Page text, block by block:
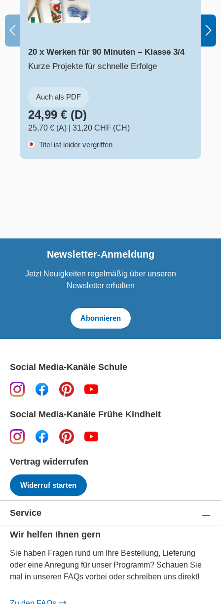
20 x Werken für 90 Minuten – Klasse 3/4
Kurze Projekte für schnelle Erfolge
Auch als PDF
24,99 € (D)
25,70 € (A)
31,20 CHF (CH)
Titel ist leider vergriffen
Newsletter-Anmeldung
Jetzt Neuigkeiten regelmäßig über unseren
Newsletter erhalten
Abonnieren
Social Media-Kanäle Schule
Social Media-Kanäle Frühe Kindheit
Vertrag widerrufen
Widerruf starten
Service
Wir helfen Ihnen gern
Sie haben Fragen rund um Ihre Bestellung, Lieferung
oder eine Anregung für unser Programm? Schauen Sie
mal in unseren FAQs vorbei oder schreiben uns direkt!